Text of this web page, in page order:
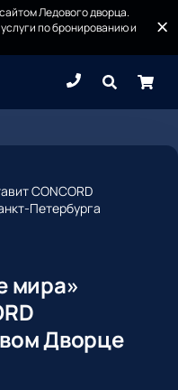
Ледового дворца.
по бронированию и
CONCORD
Петербурга
мира»
Дворце